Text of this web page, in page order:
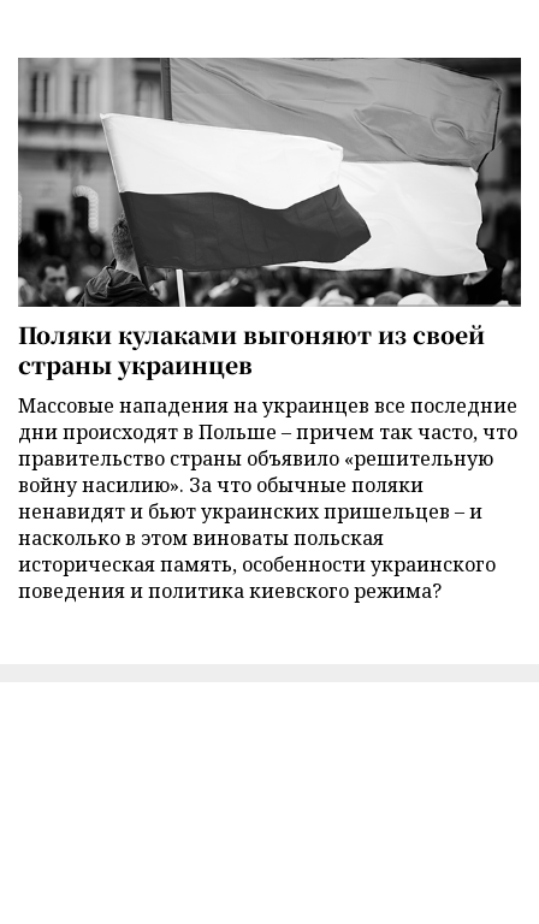
Поляки кулаками выгоняют из своей
страны украинцев
Массовые нападения на украинцев все последние
дни происходят в Польше – причем так часто, что
правительство страны объявило «решительную
войну насилию». За что обычные поляки
ненавидят и бьют украинских пришельцев – и
насколько в этом виноваты польская
историческая память, особенности украинского
поведения и политика киевского режима?